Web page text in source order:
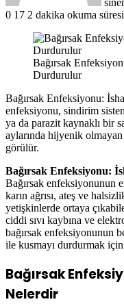
0 17 2 dakika okuma süresi
Bağırsak
Durdurulur
Bağırsak Enfeksiyonu:
enfeksiyonu, sindirim
ya da parazit kaynaklı bir
aylarında hijyenik
görülür.
Bağırsak Enfeksiyonu:
Bağırsak enfeksiyonunun
karın ağrısı, ateş ve
yetişkinlerde ortaya
ciddi sıvı kaybına ve
bağırsak enfeksiyonunun
ile kusmayı durdurmak için
Bağırsak
Nelerdir